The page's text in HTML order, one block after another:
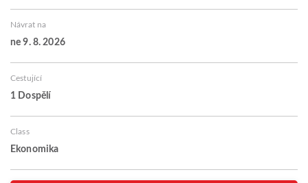
Návrat na
ne 9. 8. 2026
Cestující
1 Dospělí
Class
Ekonomika